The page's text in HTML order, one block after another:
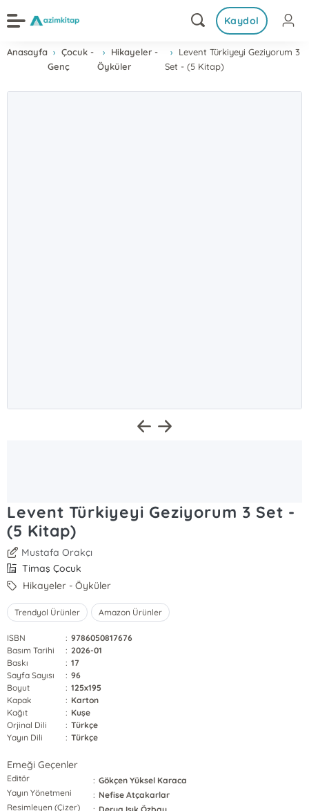
Kaydol
Anasayfa
Çocuk -
Genç
Hikayeler -
Öyküler
Levent Türkiyeyi Geziyorum 3
Set - (5 Kitap)
Levent Türkiyeyi Geziyorum 3 Set -
(5 Kitap)
Mustafa Orakçı
Timaş Çocuk
Hikayeler - Öyküler
Trendyol Ürünler Amazon Ürünler
ISBN : 9786050817676
Basım Tarihi
: 2026-01
Baskı
: 17
Sayfa Sayısı
: 96
Boyut
: 125x195
Kapak
: Karton
Kağıt
: Kuşe
Orjinal Dili
: Türkçe
Yayın Dili
: Türkçe
Emeği Geçenler
Editör : Gökçen Yüksel Karaca
Yayın Yönetmeni
: Nefise Atçakarlar
Resimleyen (Çizer)